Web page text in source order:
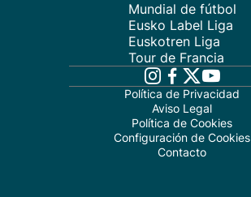
Mundial de fútbol
Eusko Label Liga
Euskotren Liga
Tour de Francia
Política de Privacidad
Aviso Legal
Política de Cookies
Configuración de Cookies
Contacto